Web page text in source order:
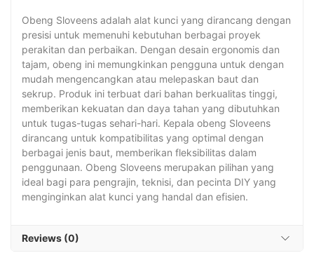
Obeng Sloveens adalah alat kunci yang dirancang dengan
presisi untuk memenuhi kebutuhan berbagai proyek
perakitan dan perbaikan. Dengan desain ergonomis dan
tajam, obeng ini memungkinkan pengguna untuk dengan
mudah mengencangkan atau melepaskan baut dan
sekrup. Produk ini terbuat dari bahan berkualitas tinggi,
memberikan kekuatan dan daya tahan yang dibutuhkan
untuk tugas-tugas sehari-hari. Kepala obeng Sloveens
dirancang untuk kompatibilitas yang optimal dengan
berbagai jenis baut, memberikan fleksibilitas dalam
penggunaan. Obeng Sloveens merupakan pilihan yang
ideal bagi para pengrajin, teknisi, dan pecinta DIY yang
menginginkan alat kunci yang handal dan efisien.
Reviews (0)